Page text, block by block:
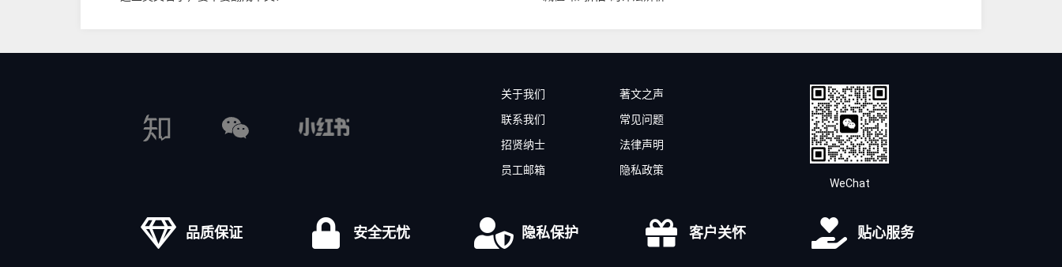
关于我们
联系我们
招贤纳士
员工邮箱
著文之声
常见问题
法律声明
隐私政策
WeChat
品质保证 安全无忧 隐私保护 客户关怀 贴心服务